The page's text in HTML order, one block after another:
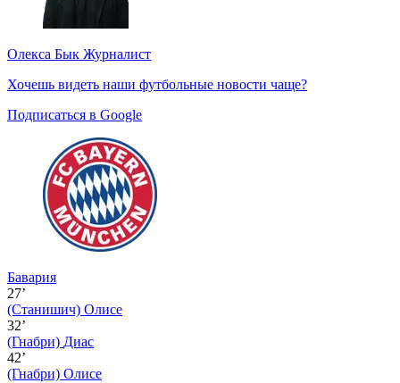
Олекса Бык Журналист
Хочешь видеть наши футбольные новости чаще?
Подписаться в Google
Бавария
27’
(Станишич) Олисе
32’
(Гнабри) Диас
42’
(Гнабри) Олисе